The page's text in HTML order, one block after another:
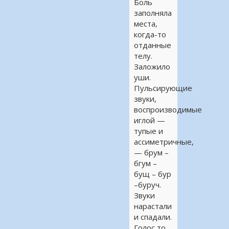
Боль
заполняла
места,
когда-то
отданные
телу.
Заложило
уши.
Пульсирующие
звуки,
воспроизводимые
иглой —
тупые и
ассиметричные,
— брум –
бгум –
бущ – бур
–буруч.
Звуки
нарастали
и спадали.